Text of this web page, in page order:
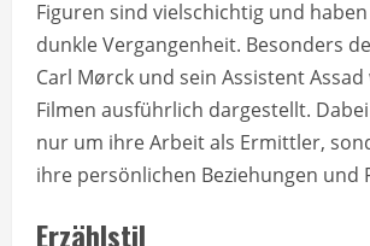
Figuren sind vielschichtig und
dunkle Vergangenheit. Besonders
Carl Mørck und sein Assistent
Filmen ausführlich dargestellt.
nur um ihre Arbeit als Ermittler,
ihre persönlichen Beziehungen und
Erzählstil